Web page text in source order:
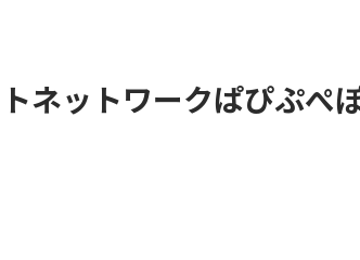
ネットワークぱぴぷぺ